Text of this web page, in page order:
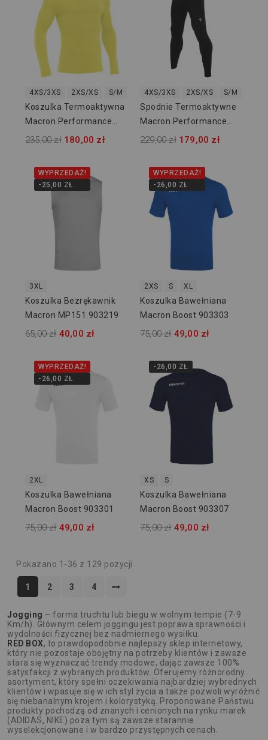
4XS/3XS 2XS/XS S/M L/XL 2XL/3XL
Koszulka Termoaktywna
Macron Performance
916105
235,00 zł 180,00 zł
4XS/3XS 2XS/XS S/M
Spodnie Termoaktywne
Macron Performance
916209
229,00 zł 179,00 zł
WYPRZEDAŻ!
-25,00 ZŁ
3XL
Koszulka Bezrękawnik
Macron MP151 903219
65,00 zł 40,00 zł
WYPRZEDAŻ!
-26,00 ZŁ
2XS S XL
Koszulka Bawełniana
Macron Boost 903303
75,00 zł 49,00 zł
WYPRZEDAŻ!
-26,00 ZŁ
2XL
Koszulka Bawełniana
Macron Boost 903301
75,00 zł 49,00 zł
-26,00 ZŁ
XS S
Koszulka Bawełniana
Macron Boost 903307
75,00 zł 49,00 zł
Pokazano 1-36 z 129 pozycji
1 2 3 4
Jogging – forma truchtu lub biegu w wolnym tempie (7-9
Km/h). Głównym celem joggingu jest poprawa sprawności i
wydolności fizycznej bez nadmiernego wysiłku.
RED BOX, to prawdopodobnie najlepszy sklep internetowy,
który nie pozostaje obojętny na potrzeby klientów i zawsze
stara się wyznaczać trendy modowe, dając zawsze 100%
satysfakcji z wybranych produktów. Oferujemy różnorodny
asortyment, który spełni oczekiwania najbardziej wybrednych
klientów i wpasuje się w ich styl życia a także pozwoli wyróżnić
się niebanalnym krojem i kolorystyką. Proponowane Państwu
produkty pochodzą od znanych i cenionych na rynku marek
(ADIDAS, NIKE) poza tym są zawsze starannie
wyselekcjonowane i w bardzo przystępnych cenach.